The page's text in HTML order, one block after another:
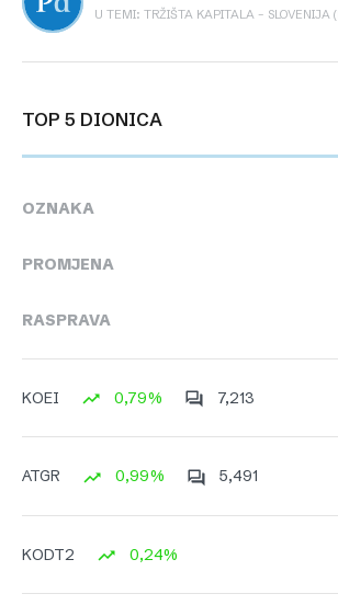
U TEMI: TRŽIŠTA KAPITALA – SLOVENIJA
TOP 5 DIONICA
OZNAKA
PROMJENA
RASPRAVA
KOEI 0,79% 7,213
ATGR 0,99% 5,491
KODT2 0,24%